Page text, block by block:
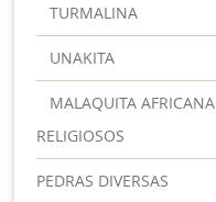
TURMALINA
UNAKITA
MALAQUITA AFRICANA
RELIGIOSOS
PEDRAS DIVERSAS